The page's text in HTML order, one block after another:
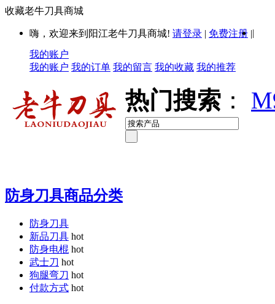
收藏老牛刀具商城
嗨，欢迎来到阳江老牛刀具商城! 请登录 | 免费注册 ||
我的账户
我的账户 我的订单 我的留言 我的收藏 我的推荐
热门搜索 ：
防身刀具商品分类
防身刀具
新品刀具 hot
防身电棍 hot
武士刀 hot
狗腿弯刀 hot
付款方式 hot